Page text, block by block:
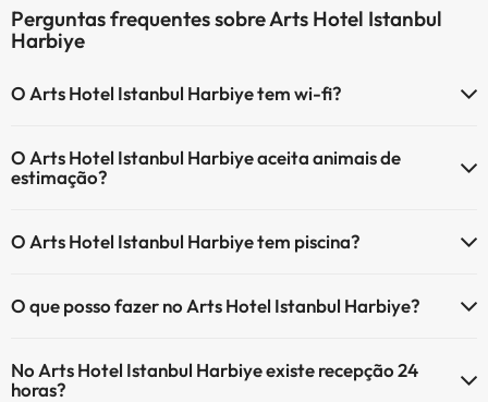
Perguntas frequentes sobre Arts Hotel Istanbul
Harbiye
O Arts Hotel Istanbul Harbiye tem wi-fi?
O Arts Hotel Istanbul Harbiye aceita animais de
estimação?
O Arts Hotel Istanbul Harbiye tem piscina?
adicional). Aqui tem mais info sobre a piscina e outras facilidades.
O que posso fazer no Arts Hotel Istanbul Harbiye?
(algumas podem ser pagas):
No Arts Hotel Istanbul Harbiye existe recepção 24
horas?